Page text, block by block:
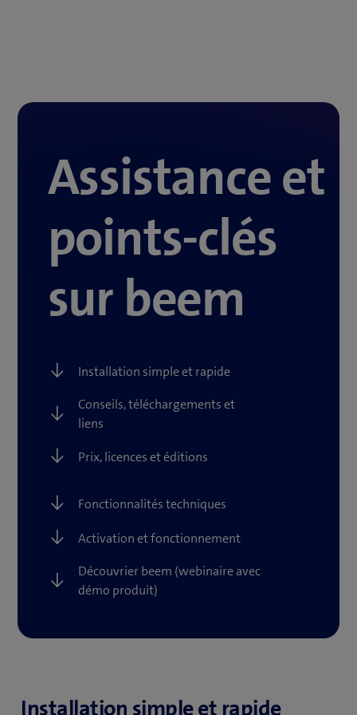
Assistance et
points-clés
sur beem
Installation simple et rapide
Conseils, téléchargements et
liens
Prix, licences et éditions
Fonctionnalités techniques
Activation et fonctionnement
Découvrier beem (webinaire avec
démo produit)
Installation simple et rapide